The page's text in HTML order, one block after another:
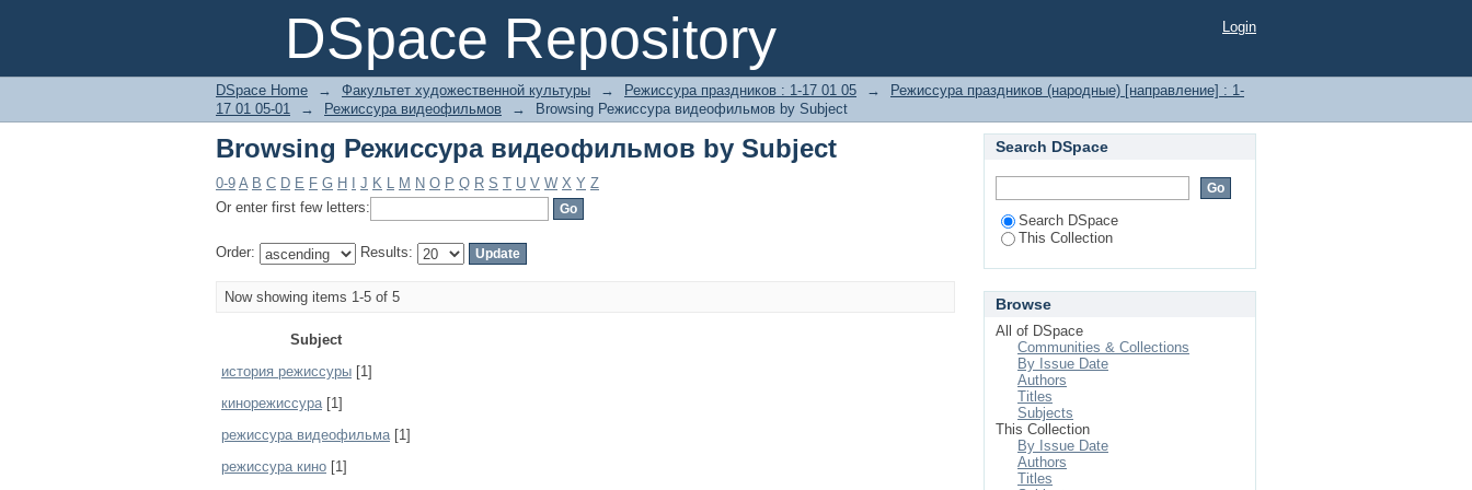
DSpace Repository
Browsing Режиссура видеофильмов by Subject Login
DSpace Home → Факультет художественной культуры → Режиссура праздников : 1-17 01 05 →
Режиссура праздников (народные) [направление] : 1-
17 01 05-01
→ Режиссура видеофильмов → Browsing Режиссура видеофильмов by Subject
Browsing Режиссура видеофильмов by Subject
0-9 A B C D E F G H J K L M N O P Q R S T U V W X Y Z
Or enter first few letters:
Order: Results:
Now showing items 1-5 of 5
Subject
история режиссуры [1]
кинорежиссура[1]
режиссура видеофильма[1]
режиссура кино [1]
Search DSpace
Search DSpace
This Collection
Browse
All of DSpace
Communities & Collections
By Issue Date
Authors
Titles
Subjects
This Collection
By Issue Date
Authors
Titles